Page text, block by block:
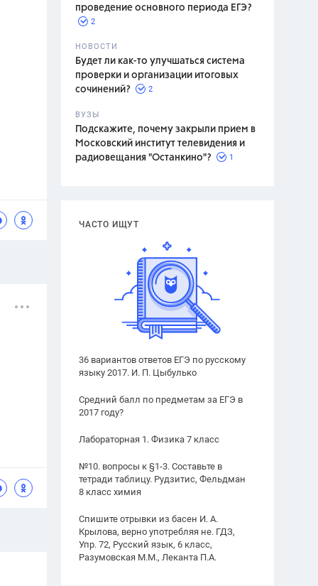
проведение основного периода ЕГЭ?
2
НОВОСТИ
Будет ли как-то улучшаться система
проверки и организации итоговых
сочинений?
2
ВУЗЫ
Подскажите, почему закрыли прием в
Московский институт телевидения и
радиовещания "Останкино"?
1
ЧАСТО ИЩУТ
36 вариантов ответов ЕГЭ по русскому
языку 2017. И. П. Цыбулько
Средний балл по предметам за ЕГЭ в
2017 году?
Лабораторная 1. Физика 7 класс
№10. вопросы к §1-3. Составьте в
тетради таблицу. Рудзитис, Фельдман
8 класс химия
Спишите отрывки из басен И. А.
Крылова, верно употребляя не. ГДЗ,
Упр. 72, Русский язык, 6 класс,
Разумовская М.М., Леканта П.А.